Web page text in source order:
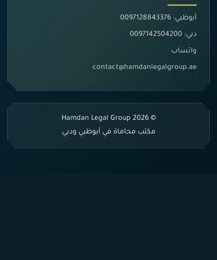
أبوظبي: 0097128843376
دبي: 0097142504200
واتساب
contact@hamdanlegalgroup.ae
© 2026 Hamdan Legal Group
مكتب محاماة في أبوظبي ودبي